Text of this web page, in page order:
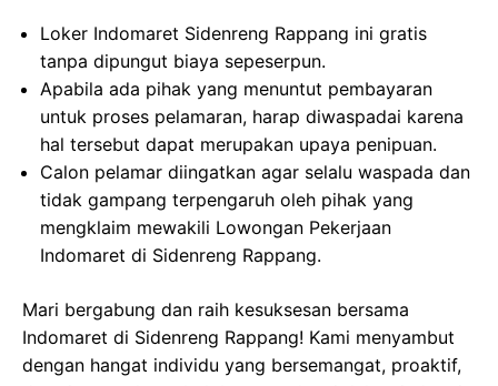
Loker Indomaret Sidenreng Rappang ini gratis
tanpa dipungut biaya sepeserpun.
Apabila ada pihak yang menuntut pembayaran
untuk proses pelamaran, harap diwaspadai karena
hal tersebut dapat merupakan upaya penipuan.
Calon pelamar diingatkan agar selalu waspada dan
tidak gampang terpengaruh oleh pihak yang
mengklaim mewakili Lowongan Pekerjaan
Indomaret di Sidenreng Rappang.
Mari bergabung dan raih kesuksesan bersama
Indomaret di Sidenreng Rappang! Kami menyambut
dengan hangat individu yang bersemangat, proaktif,